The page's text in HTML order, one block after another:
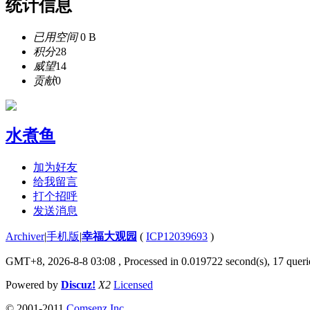
统计信息
已用空间0 B
积分28
威望14
贡献0
水煮鱼
加为好友
给我留言
打个招呼
发送消息
Archiver|手机版|幸福大观园 ( ICP12039693 )
GMT+8, 2026-8-8 03:08 , Processed in 0.019722 second(s), 17
Powered by Discuz! X2 Licensed